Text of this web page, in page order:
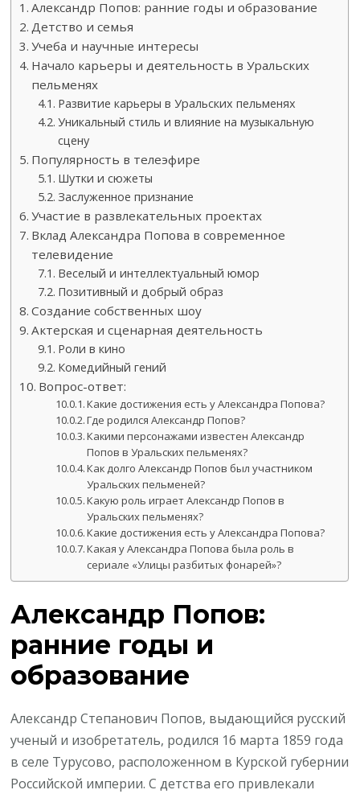
Александр Попов: ранние годы и образование
Детство и семья
Учеба и научные интересы
Начало карьеры и деятельность в Уральских
пельменях
Развитие карьеры в Уральских пельменях
Уникальный стиль и влияние на музыкальную
сцену
Популярность в телеэфире
Шутки и сюжеты
Заслуженное признание
Участие в развлекательных проектах
Вклад Александра Попова в современное
телевидение
Веселый и интеллектуальный юмор
Позитивный и добрый образ
Создание собственных шоу
Актерская и сценарная деятельность
Роли в кино
Комедийный гений
Вопрос-ответ:
Какие достижения есть у Александра Попова?
Где родился Александр Попов?
Какими персонажами известен Александр
Попов в Уральских пельменях?
Как долго Александр Попов был участником
Уральских пельменей?
Какую роль играет Александр Попов в
Уральских пельменях?
Какие достижения есть у Александра Попова?
Какая у Александра Попова была роль в
сериале «Улицы разбитых фонарей»?
Александр Попов:
ранние годы и
образование
Александр Степанович Попов, выдающийся русский
ученый и изобретатель, родился 16 марта 1859 года
в селе Турусово, расположенном в Курской губернии
Российской империи. С детства его привлекали